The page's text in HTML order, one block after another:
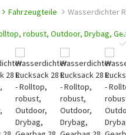
Fahrzeugteile Wasserdichter